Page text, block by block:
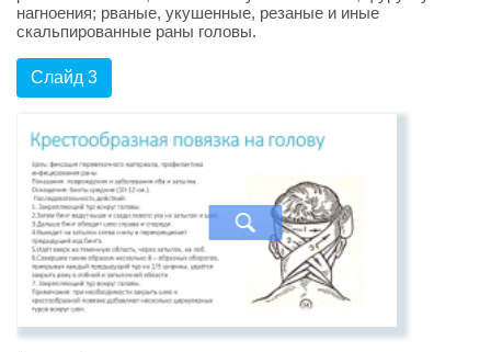
нагноения; рваные, укушенные, резаные и иные
скальпированные раны головы.
Слайд 3